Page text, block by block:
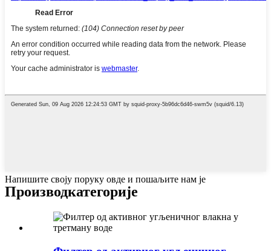
Напишите своју поруку овде и пошаљите нам је
Производкатегорије